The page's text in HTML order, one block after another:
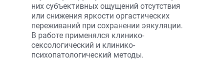
них субъективных ощущений отсутствия
или снижения яркости оргастических
переживаний при сохранении эякуляции.
В работе применялся клинико-
сексологический и клинико-
психопатологический методы.